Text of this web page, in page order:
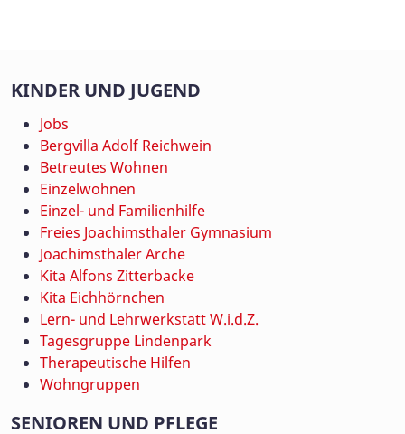
KINDER UND JUGEND
Jobs
Bergvilla Adolf Reichwein
Betreutes Wohnen
Einzelwohnen
Einzel- und Familienhilfe
Freies Joachimsthaler Gymnasium
Joachimsthaler Arche
Kita Alfons Zitterbacke
Kita Eichhörnchen
Lern- und Lehrwerkstatt W.i.d.Z.
Tagesgruppe Lindenpark
Therapeutische Hilfen
Wohngruppen
SENIOREN UND PFLEGE